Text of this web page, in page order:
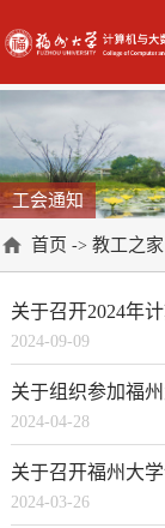
工会通知
首页 -> 教工之家
关于召开2024年
2024-09-09
关于组织参加福
2024-04-28
关于召开福州大
2024-03-26